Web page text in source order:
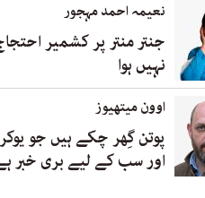
نعیمہ احمد مہجور
جنتر منتر پر کشمیر
نہیں ہوا
اوون میتھیوز
پوتن گِھر چکے ہیں جو
اور سب کے لیے بری خبر